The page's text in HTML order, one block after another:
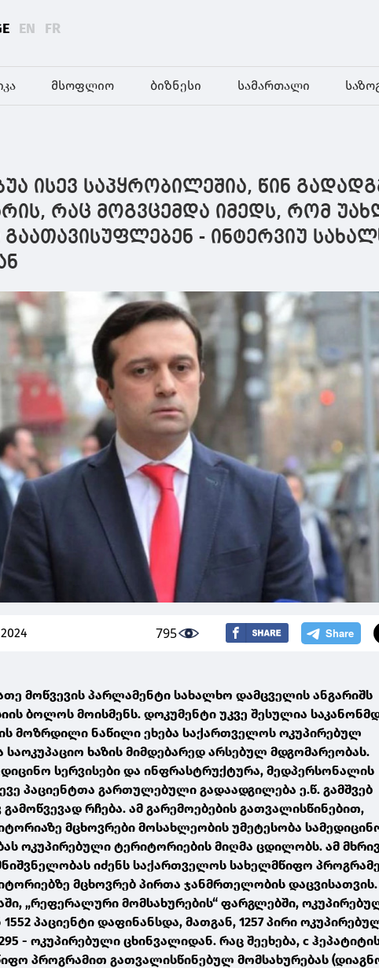
EN FR
მსოფლიო ბიზნესი სამართალი
ისევ საპყრობილეშია, წინ
რაც მოგვცემდა იმედს, რომ
- ინტერვიუ
795
მოწვევის პარლამენტი სახალხო დამცველის ანგარიშს
ბოლოს მოისმენს. დოკუმენტი უკვე შესულია
მოზრდილი ნაწილი ეხება საქართველოს ოკუპირებულ
ხაზის მიმდებარედ არსებულ მდგომარეობას.
სერვისები და ინფრასტრუქტურა, მედპერსონალის
პაციენტთა გართულებული გადაადგილება ე.წ. გამშვებ
რჩება. ამ გარემოებების გათვალისწინებით,
მცხოვრები მოსახლეობის უმეტესობა
ოკუპირებული ტერიტორიების მიღმა ცდილობს. ამ
იძენს საქართველოს სახელმწიფო
მცხოვრებ პირთა ჯანმრთელობის დაცვისათვის.
„რეფერალური მომსახურების“ ფარგლებში,
პაციენტი დაფინანსდა, მათგან, 1257 პირი
- ოკუპირებული ცხინვალიდან. რაც შეეხება, c
პროგრამით გათვალისწინებულ მომსახურებას